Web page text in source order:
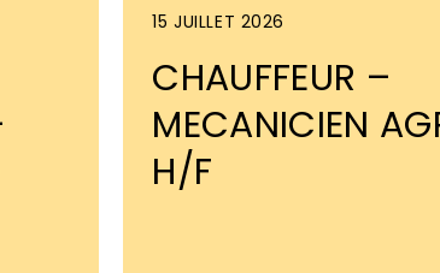
15 JUILLET 2026
CHAUFFEUR –
MECANICIEN
H/F